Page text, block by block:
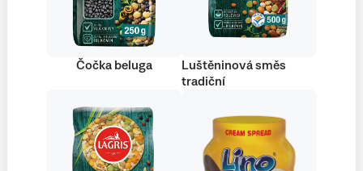
Čočka beluga
Luštěninová směs
tradiční